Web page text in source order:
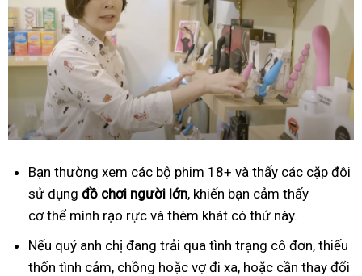
Bạn thường xem các bộ phim 18+ và thấy các cặp đôi
sử dụng đồ chơi người lớn, khiến bạn cảm thấy
cơ thể mình rạo rực và thèm khát có thứ này.
Nếu quý anh chị đang trải qua tình trạng cô đơn, thiếu
thốn tình cảm, chồng hoặc vợ đi xa, hoặc cần thay đổi